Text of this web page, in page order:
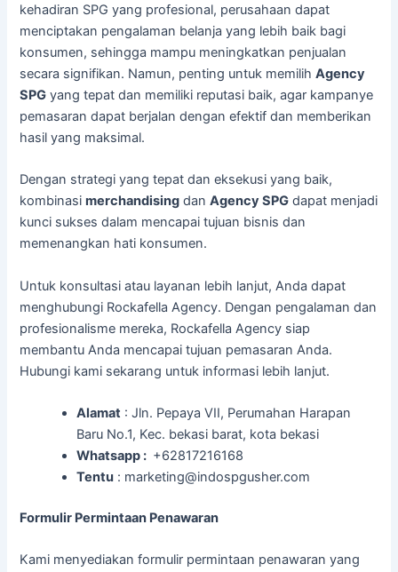
kehadiran SPG yang profesional, perusahaan dapat
menciptakan pengalaman belanja yang lebih baik bagi
konsumen, sehingga mampu meningkatkan penjualan
secara signifikan. Namun, penting untuk memilihAgency
SPG yang tepat dan memiliki reputasi baik, agar kampanye
pemasaran dapat berjalan dengan efektif dan memberikan
hasil yang maksimal.
Dengan strategi yang tepat dan eksekusi yang baik,
kombinasimerchandising danAgency SPG dapat menjadi
kunci sukses dalam mencapai tujuan bisnis dan
memenangkan hati konsumen.
Untuk konsultasi atau layanan lebih lanjut, Anda dapat
menghubungi Rockafella Agency. Dengan pengalaman dan
profesionalisme mereka, Rockafella Agency siap
membantu Anda mencapai tujuan pemasaran Anda.
Hubungi kami sekarang untuk informasi lebih lanjut.
Alamat : Jln. Pepaya VII, Perumahan Harapan
Baru No.1, Kec. bekasi barat, kota bekasi
Whatsapp : +62817216168
Tentu : marketing@indospgusher.com
Formulir Permintaan Penawaran
Kami menyediakan formulir permintaan penawaran yang